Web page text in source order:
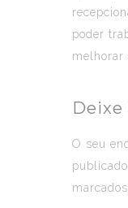
poder
melhorar
Deixe
O seu
publicado.